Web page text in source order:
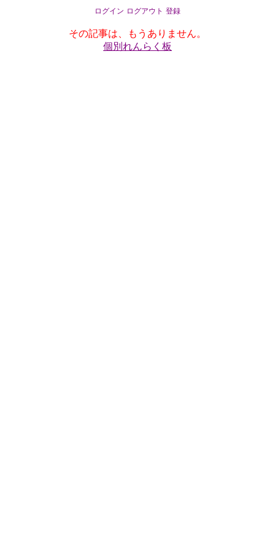
ログイン ログアウト 登録
その記事は、もうありません。
個別れんらく板